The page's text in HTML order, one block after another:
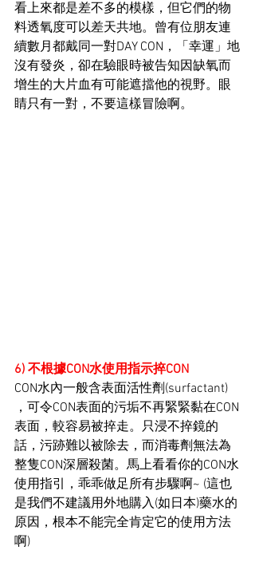
看上來都是差不多的模樣，但它們的物
料透氧度可以差天共地。曾有位朋友連
續數月都戴同一對DAY CON，「幸運」地
沒有發炎，卻在驗眼時被告知因缺氧而
增生的大片血有可能遮擋他的視野。眼
睛只有一對，不要這樣冒險啊。
6) 不根據CON水使用指示捽CON
CON水內一般含表面活性劑(surfactant)
，可令CON表面的污垢不再緊緊黏在CON
表面，較容易被捽走。只浸不捽鏡的
話，污跡難以被除去，而消毒劑無法為
整隻CON深層殺菌。馬上看看你的CON水
使用指引，乖乖做足所有步驟啊~ (這也
是我們不建議用外地購入(如日本)藥水的
原因，根本不能完全肯定它的使用方法
啊)